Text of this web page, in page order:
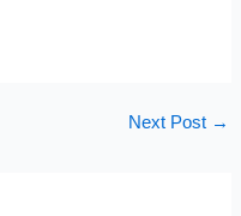
Next Post →